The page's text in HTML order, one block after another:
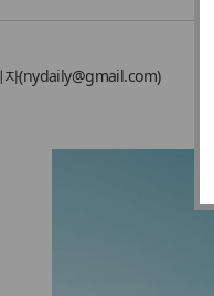
자(nydaily@gmail.com)